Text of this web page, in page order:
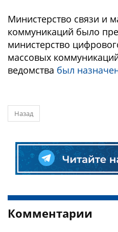
Министерство связи и
коммуникаций было
министерство
массовых
ведомства был
Назад
Комментарии